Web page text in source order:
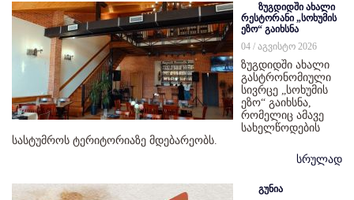
ზუგდიდში ახალი
რესტორანი „სოხუმის
ეზო“ გაიხსნა
04 / აგვისტო 2026
ზუგდიდში ახალი
გასტრონომიული
სივრცე „სოხუმის
ეზო“ გაიხსნა,
რომელიც ამავე
სახელწოდების
სასტუმროს ტერიტორიაზე მდებარეობს.
სრულად
გუნია